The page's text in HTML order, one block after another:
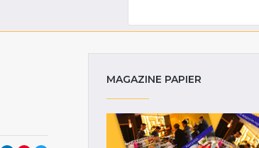
MAGAZINE PAPIER